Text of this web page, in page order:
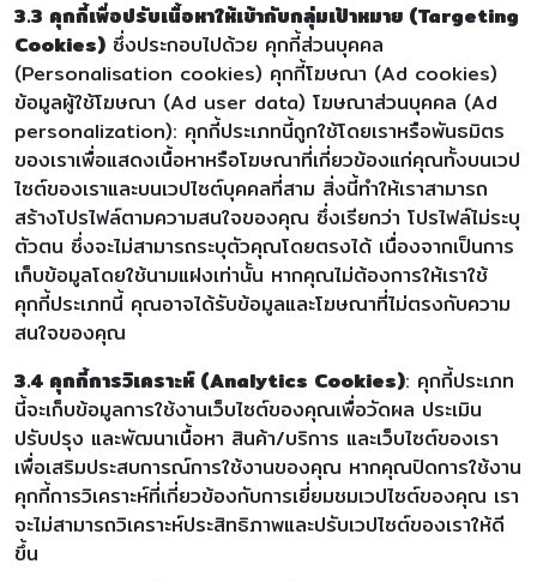
3.3 คุกกี้เพื่อปรับเนื้อหาให้เข้ากับกลุ่มเป้าหมาย (Targeting
Cookies) ซึ่งประกอบไปด้วย คุกกี้ส่วนบุคคล
(Personalisation cookies) คุกกี้โฆษณา (Ad cookies)
ข้อมูลผู้ใช้โฆษณา (Ad user data) โฆษณาส่วนบุคคล (Ad
personalization): คุกกี้ประเภทนี้ถูกใช้โดยเราหรือพันธมิตร
ของเราเพื่อแสดงเนื้อหาหรือโฆษณาที่เกี่ยวข้องแก่คุณทั้งบนเวป
ไซต์ของเราและบนเวปไซต์บุคคลที่สาม สิ่งนี้ทำให้เราสามารถ
สร้างโปรไฟล์ตามความสนใจของคุณ ซึ่งเรียกว่า โปรไฟล์ไม่ระบุ
ตัวตน ซึ่งจะไม่สามารถระบุตัวคุณโดยตรงได้ เนื่องจากเป็นการ
เก็บข้อมูลโดยใช้นามแฝงเท่านั้น หากคุณไม่ต้องการให้เราใช้
คุกกี้ประเภทนี้ คุณอาจได้รับข้อมูลและโฆษณาที่ไม่ตรงกับความ
สนใจของคุณ
3.4 คุกกี้การวิเคราะห์ (Analytics Cookies): คุกกี้ประเภท
นี้จะเก็บข้อมูลการใช้งานเว็บไซต์ของคุณเพื่อวัดผล ประเมิน
ปรับปรุง และพัฒนาเนื้อหา สินค้า/บริการ และเว็บไซต์ของเรา
เพื่อเสริมประสบการณ์การใช้งานของคุณ หากคุณปิดการใช้งาน
คุกกี้การวิเคราะห์ที่เกี่ยวข้องกับการเยี่ยมชมเวปไซต์ของคุณ เรา
จะไม่สามารถวิเคราะห์ประสิทธิภาพและปรับเวปไซต์ของเราให้ดี
ขึ้น